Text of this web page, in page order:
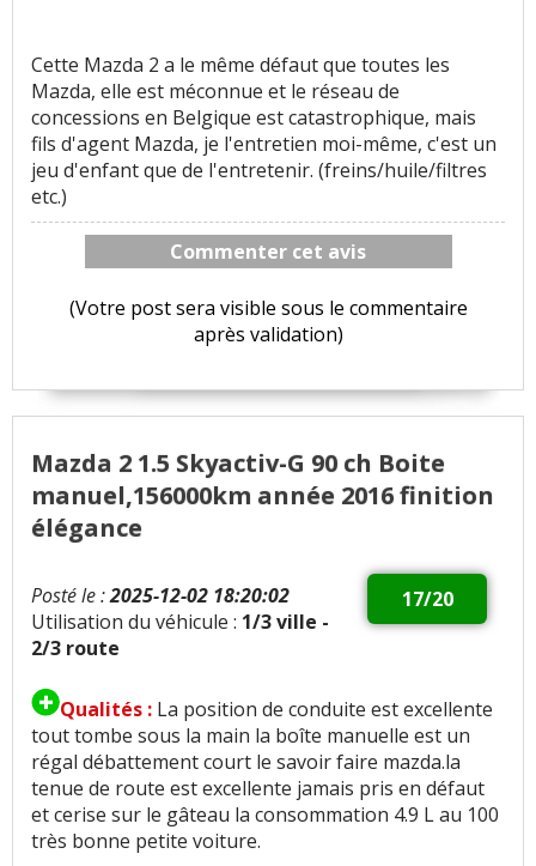
Cette Mazda 2 a le même défaut que toutes les
Mazda, elle est méconnue et le réseau de
concessions en Belgique est catastrophique, mais
fils d'agent Mazda, je l'entretien moi-même, c'est un
jeu d'enfant que de l'entretenir. (freins/huile/filtres
etc.)
Commenter cet avis
(Votre post sera visible sous le commentaire
après validation)
Mazda 2 1.5 Skyactiv-G 90 ch Boite
manuel,156000km année 2016 finition
élégance
17/20
Posté le :2025-12-02 18:20:02
Utilisation du véhicule : 1/3 ville -
2/3 route
Qualités : La position de conduite est excellente
tout tombe sous la main la boîte manuelle est un
régal débattement court le savoir faire mazda.la
tenue de route est excellente jamais pris en défaut
et cerise sur le gâteau la consommation 4.9 L au 100
très bonne petite voiture.